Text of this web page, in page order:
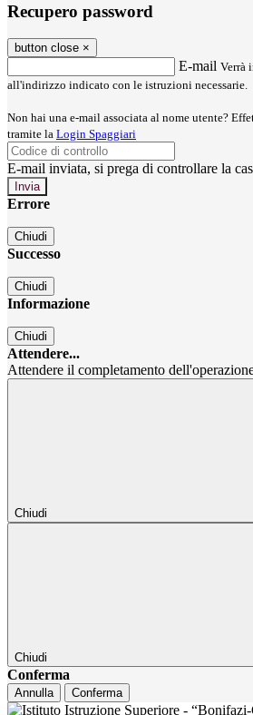
Recupero password
button close ×
E-mail Verrà
all'indirizzo indicato con le istruzioni necessarie.
Non hai una e-mail associata al nome utente?
tramite la Login Spaggiari
E-mail inviata, si prega di controllare la
Errore
Chiudi
Successo
Chiudi
Informazione
Chiudi
Attendere...
Attendere il completamento
Chiudi
Chiudi
Conferma
Annulla Conferma